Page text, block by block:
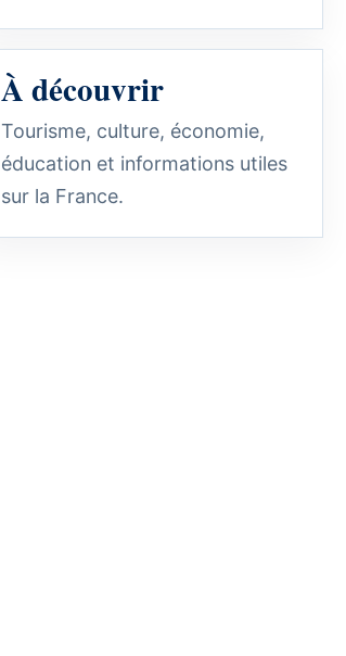
À découvrir
Tourisme, culture, économie,
éducation et informations utiles
sur la France.